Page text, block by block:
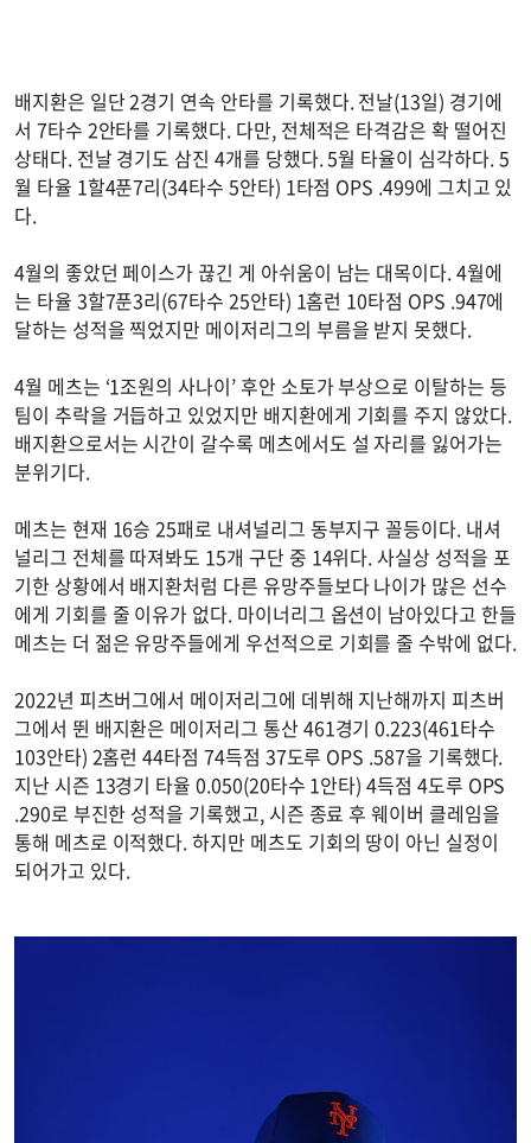
배지환은 일단 2경기 연속 안타를 기록했다. 전날(13일) 경기에
서 7타수 2안타를 기록했다. 다만, 전체적은 타격감은 확 떨어진
상태다. 전날 경기도 삼진 4개를 당했다. 5월 타율이 심각하다. 5
월 타율 1할4푼7리(34타수 5안타) 1타점 OPS .499에 그치고 있
다.
4월의 좋았던 페이스가 끊긴 게 아쉬움이 남는 대목이다. 4월에
는 타율 3할7푼3리(67타수 25안타) 1홈런 10타점 OPS .947에
달하는 성적을 찍었지만 메이저리그의 부름을 받지 못했다.
4월 메츠는 ‘1조원의 사나이’ 후안 소토가 부상으로 이탈하는 등
팀이 추락을 거듭하고 있었지만 배지환에게 기회를 주지 않았다.
배지환으로서는 시간이 갈수록 메츠에서도 설 자리를 잃어가는
분위기다.
메츠는 현재 16승 25패로 내셔널리그 동부지구 꼴등이다. 내셔
널리그 전체를 따져봐도 15개 구단 중 14위다. 사실상 성적을 포
기한 상황에서 배지환처럼 다른 유망주들보다 나이가 많은 선수
에게 기회를 줄 이유가 없다. 마이너리그 옵션이 남아있다고 한들
메츠는 더 젊은 유망주들에게 우선적으로 기회를 줄 수밖에 없다.
2022년 피츠버그에서 메이저리그에 데뷔해 지난해까지 피츠버
그에서 뛴 배지환은 메이저리그 통산 461경기 0.223(461타수
103안타) 2홈런 44타점 74득점 37도루 OPS .587을 기록했다.
지난 시즌 13경기 타율 0.050(20타수 1안타) 4득점 4도루 OPS
.290로 부진한 성적을 기록했고, 시즌 종료 후 웨이버 클레임을
통해 메츠로 이적했다. 하지만 메츠도 기회의 땅이 아닌 실정이
되어가고 있다.